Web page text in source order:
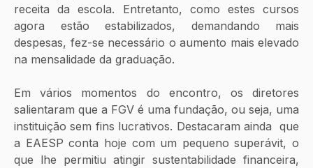
receita da escola. Entretanto, como estes cursos
agora estão estabilizados, demandando mais
despesas, fez-se necessário o aumento mais elevado
na mensalidade da graduação.
Em vários momentos do encontro, os diretores
salientaram que a FGV é uma fundação, ou seja, uma
instituição sem fins lucrativos. Destacaram ainda  que
a EAESP conta hoje com um pequeno superávit, o
que lhe permitiu atingir sustentabilidade financeira,